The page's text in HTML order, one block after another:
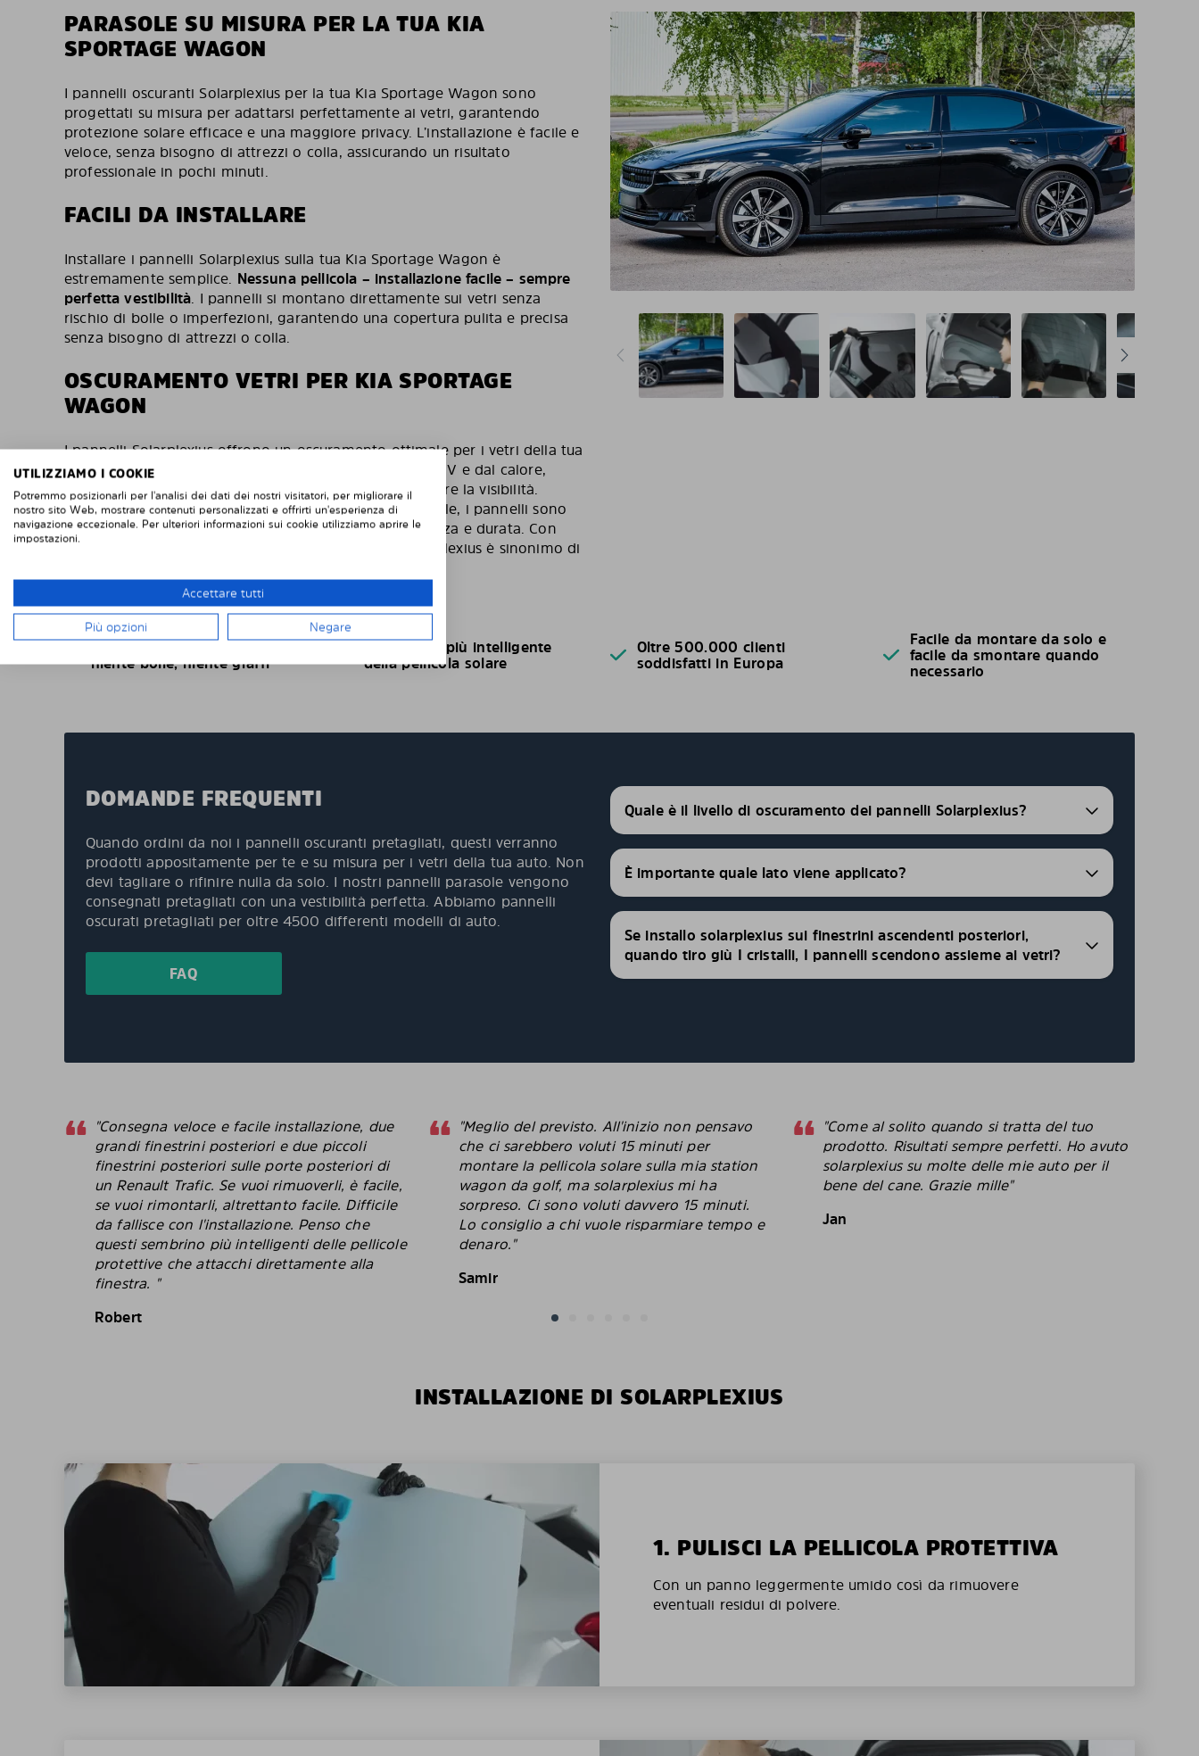
PARASOLE SU MISURA PER LA TUA KIA
SPORTAGE WAGON
I pannelli oscuranti Solarplexius per la tua Kia Sportage Wagon sono
progettati su misura per adattarsi perfettamente ai vetri, garantendo
protezione solare efficace e una maggiore privacy. L’installazione è facile e
veloce, senza bisogno di attrezzi o colla, assicurando un risultato
professionale in pochi minuti.
FACILI DA INSTALLARE
Installare i pannelli Solarplexius sulla tua Kia Sportage Wagon è
estremamente semplice. Nessuna pellicola – installazione facile – sempre
perfetta vestibilità. I pannelli si montano direttamente sui vetri senza
rischio di bolle o imperfezioni, garantendo una copertura pulita e precisa
senza bisogno di attrezzi o colla.
OSCURAMENTO VETRI PER KIA SPORTAGE
WAGON
I pannelli Solarplexius offrono un oscuramento ottimale per i vetri della tua
Kia Sportage Wagon, proteggendo l’interno dai raggi UV e dal calore,
migliorando il comfort e la privacy senza compromettere la visibilità.
Realizzati inMacrolon, un materiale resistente e durevole, i pannelli sono
testati e certificati TÜV, assicurando la massima sicurezza e durata. Con
oltre 500.000 clienti soddisfatti in tutta Europa, Solarplexius è sinonimo di
Niente acqua, niente colla,
niente bolle, niente graffi
Più facile e più intelligente
della pellicola solare
Oltre 500.000 clienti
soddisfatti in Europa
Facile da montare da solo e
facile da smontare quando
necessario
DOMANDE FREQUENTI
Quando ordini da noi i pannelli oscuranti pretagliati, questi verranno
prodotti appositamente per te e su misura per i vetri della tua auto. Non
devi tagliare o rifinire nulla da solo. I nostri pannelli parasole vengono
consegnati pretagliati con una vestibilità perfetta. Abbiamo pannelli
oscurati pretagliati per oltre 4500 differenti modelli di auto.
FAQ
Quale è il livello di oscuramento dei pannelli Solarplexius?
È importante quale lato viene applicato?
Se installo solarplexius sui finestrini ascendenti posteriori,
quando tiro giù I cristalli, I pannelli scendono assieme ai vetri?
"Consegna veloce e facile installazione, due
grandi finestrini posteriori e due piccoli
finestrini posteriori sulle porte posteriori di
un Renault Trafic. Se vuoi rimuoverli, è facile,
se vuoi rimontarli, altrettanto facile. Difficile
da fallisce con l'installazione. Penso che
questi sembrino più intelligenti delle pellicole
protettive che attacchi direttamente alla
finestra. "
Robert
"Meglio del previsto. All'inizio non pensavo
che ci sarebbero voluti 15 minuti per
montare la pellicola solare sulla mia station
wagon da golf, ma solarplexius mi ha
sorpreso. Ci sono voluti davvero 15 minuti.
Lo consiglio a chi vuole risparmiare tempo e
denaro."
Samir
"Come al solito quando si tratta del tuo
prodotto. Risultati sempre perfetti. Ho avuto
solarplexius su molte delle mie auto per il
bene del cane. Grazie mille"
Jan
INSTALLAZIONE DI SOLARPLEXIUS
1. PULISCI LA PELLICOLA PROTETTIVA
Con un panno leggermente umido così da rimuovere
eventuali residui di polvere.
UTILIZZIAMO I COOKIE
Potremmo posizionarli per l'analisi dei dati dei nostri visitatori, per migliorare il
nostro sito Web, mostrare contenuti personalizzati e offrirti un'esperienza di
navigazione eccezionale. Per ulteriori informazioni sui cookie utilizziamo aprire le
impostazioni.
Accettare tutti
Più opzioni Negare